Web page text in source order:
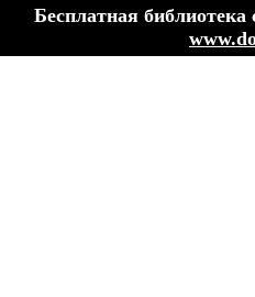
Бесплатная